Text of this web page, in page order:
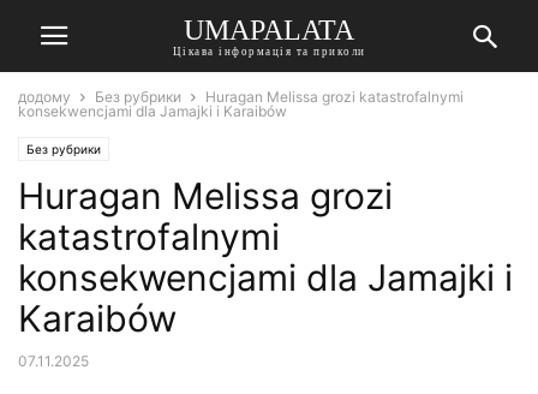
UMAPALATA
Цікава інформація та приколи
додому Без рубрики
Huragan Melissa grozi katastrofalnymi
konsekwencjami dla Jamajki i Karaibów
Без рубрики
Huragan Melissa grozi
katastrofalnymi
konsekwencjami dla Jamajki i
Karaibów
07.11.2025